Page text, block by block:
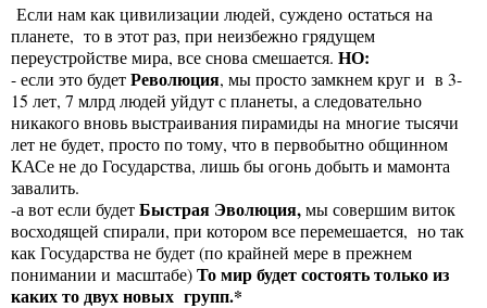
Если нам как цивилизации людей, суждено остаться на
планете, то в этот раз, при неизбежно грядущем
переустройстве мира, все снова смешается. НО:
- если это будетРеволюция, мы просто замкнем круг и в 3-
15 лет, 7 млрд людей уйдут с планеты, а следовательно
никакого вновь выстраивания пирамиды на многие тысячи
лет не будет, просто по тому, что в первобытно общинном
КАСе не до Государства, лишь бы огонь добыть и мамонта
завалить.
-а вот если будетБыстрая Эволюция,мы совершим виток
восходящей спирали, при котором все перемешается, но так
как Государства не будет (по крайней мере в прежнем
понимании и масштабе)То мир будет состоять только из
каких то двух новых групп.*